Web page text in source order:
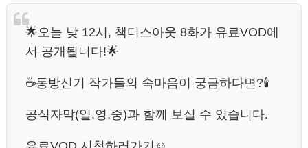
🌟오늘 낮 12시, 책디스아웃 8화가 유료VOD에
서 공개됩니다!🌟
☕️동방신기 작가들의 속마음이 궁금하다면?🕯️
공식자막(일,영,중)과 함께 보실 수 있습니다.